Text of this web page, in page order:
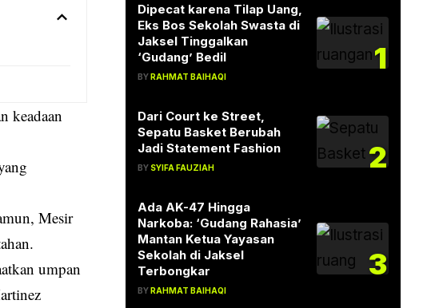
keadaan
Mesir
umpan
Dipecat karena Tilap Uang,
Eks Bos Sekolah Swasta di
Jaksel Tinggalkan
‘Gudang’ Bedil
BYRAHMAT BAIHAQI
1
Dari Court ke Street,
Sepatu Basket Berubah
Jadi Statement Fashion
BY SYIFA FAUZIAH 2
Ada AK-47 Hingga
Narkoba: ‘Gudang Rahasia’
Mantan Ketua Yayasan
Sekolah di Jaksel
Terbongkar
BYRAHMAT BAIHAQI
3